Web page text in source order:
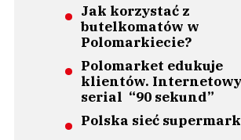
Jak korzystać z
butelkomatów w
Polomarkiecie?
Polomarket edukuje
klientów. Internetowy
serial “90 sekund”
Polska sieć